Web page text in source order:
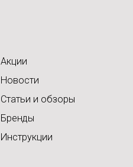
Акции
Новости
Статьи и обзоры
Бренды
Инструкции